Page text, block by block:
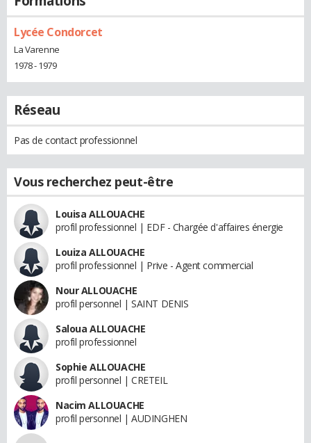
Lycée Condorcet
La Varenne
1978 - 1979
Réseau
Pas de contact professionnel
Vous recherchez peut-être
Louisa ALLOUACHE
profil professionnel | EDF - Chargée d'affaires énergie
Louiza ALLOUACHE
profil professionnel | Prive - Agent commercial
Nour ALLOUACHE
profil personnel | SAINT DENIS
Saloua ALLOUACHE
profil professionnel
Sophie ALLOUACHE
profil personnel | CRETEIL
Nacim ALLOUACHE
profil personnel | AUDINGHEN